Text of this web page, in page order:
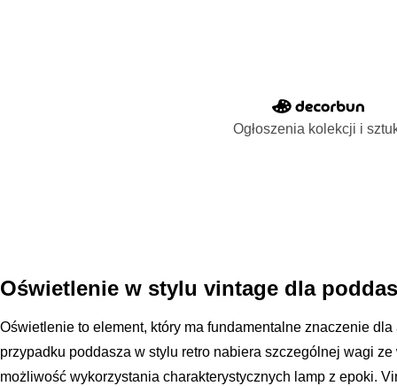
Ogłoszenia kolekcji i
Oświetlenie w stylu vintage dla
Oświetlenie to element, który ma fundamentalne znaczenie
przypadku poddasza w stylu retro nabiera szczególnej wagi
możliwość wykorzystania charakterystycznych lamp z epoki.